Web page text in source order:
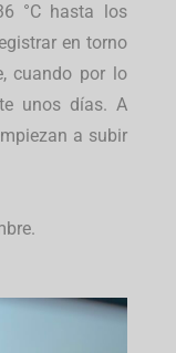
°C hasta los
en torno
cuando por lo
unos días. A
a subir